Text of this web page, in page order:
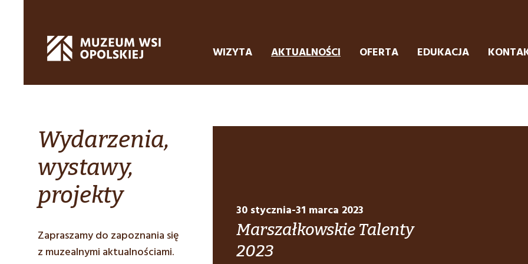
WIZYTA AKTUALNOŚCI OFERTA EDUKACJA
Wydarzenia,
wystawy,
projekty
Zapraszamy do zapoznania się
z muzealnymi aktualnościami.
30 stycznia-31 marca 2023
Marszałkowskie Talenty
2023